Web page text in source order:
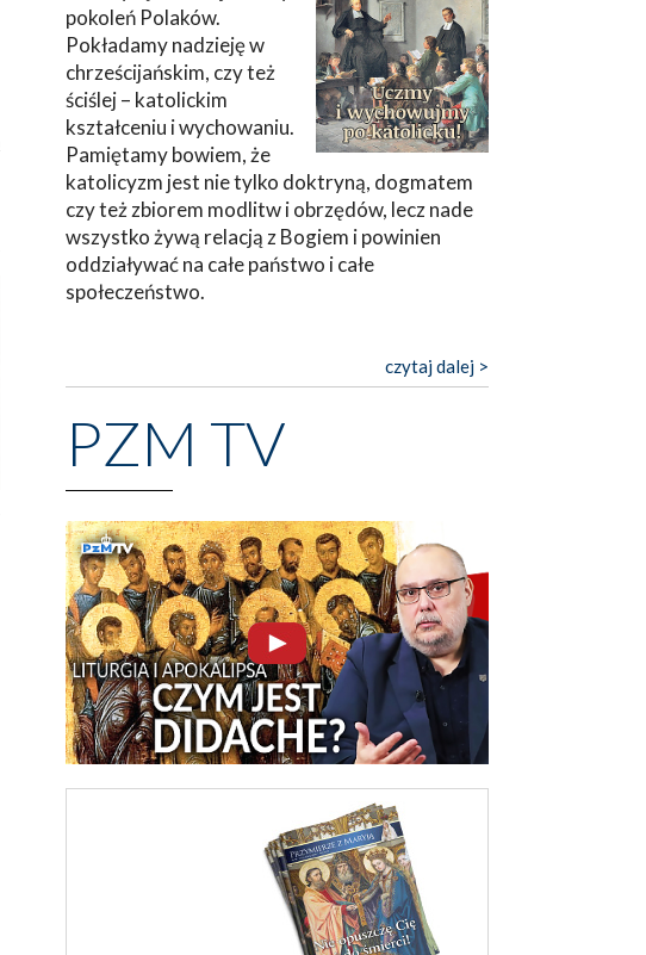
pokoleń Polaków.
Pokładamy nadzieję w
chrześcijańskim, czy też
ściślej – katolickim
kształceniu i wychowaniu.
Pamiętamy bowiem, że
katolicyzm jest nie tylko doktryną, dogmatem
czy też zbiorem modlitw i obrzędów, lecz nade
wszystko żywą relacją z Bogiem i powinien
oddziaływać na całe państwo i całe
społeczeństwo.
czytaj dalej >
PZM TV